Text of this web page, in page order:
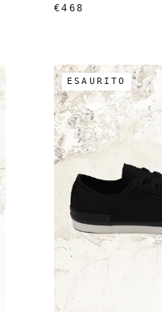
€468
ESAURITO